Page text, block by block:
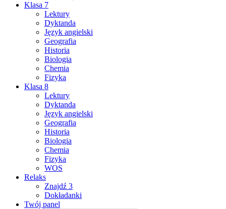
Klasa 7
Lektury
Dyktanda
Język angielski
Geografia
Historia
Biologia
Chemia
Fizyka
Klasa 8
Lektury
Dyktanda
Język angielski
Geografia
Historia
Biologia
Chemia
Fizyka
WOS
Relaks
Znajdź 3
Dokładanki
Twój panel